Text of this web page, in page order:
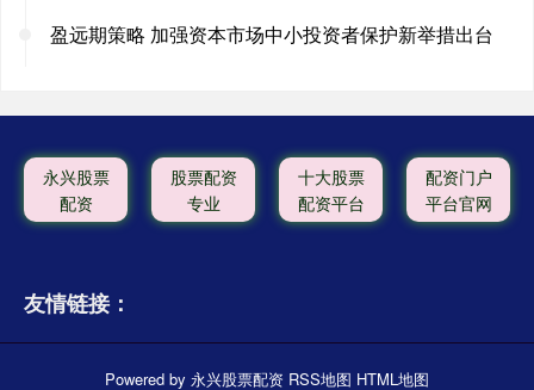
盈远期策略 加强资本市场中小投资者保护新举措出台
永兴股票
配资
股票配资
专业
十大股票
配资平台
配资门户
平台官网
友情链接：
Powered by 永兴股票配资 RSS地图 HTML地图